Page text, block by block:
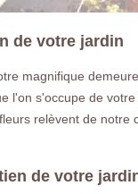
de votre jardin
magnifique
l'on s'occupe de
relèvent de
de votre